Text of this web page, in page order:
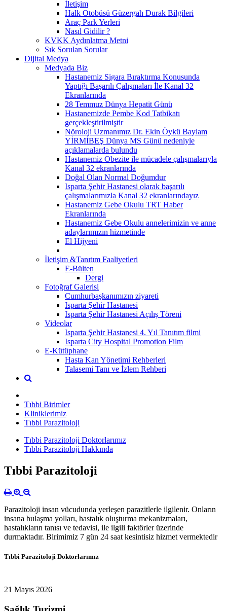
İletişim
Halk Otobüsü Güzergah Durak Bilgileri
Araç Park Yerleri
Nasıl Gidilir ?
KVKK Aydınlatma Metni
Sık Sorulan Sorular
Dijital Medya
Medyada Biz
Hastanemiz Sigara Bıraktırma Konusunda
Yaptığı Başarılı Çalışmaları İle Kanal 32
Ekranlarında
28 Temmuz Dünya Hepatit Günü
Hastanemizde Pembe Kod Tatbikatı
gerçekleştirilmiştir
Nöroloji Uzmanımız Dr. Ekin Öykü Baylam
YİRMİBEŞ Dünya MS Günü nedeniyle
açıklamalarda bulundu
Hastanemiz Obezite ile mücadele çalışmalarıyla
Kanal 32 ekranlarında
Doğal Olan Normal Doğumdur
Isparta Şehir Hastanesi olarak başarılı
çalışmalarımızla Kanal 32 ekranlarındayız
Hastanemiz Gebe Okulu TRT Haber
Ekranlarında
Hastanemiz Gebe Okulu annelerimizin ve anne
adaylarımızın hizmetinde
El Hijyeni
İletişim &Tanıtım Faaliyetleri
E-Bülten
Dergi
Fotoğraf Galerisi
Cumhurbaşkanımızın ziyareti
Isparta Şehir Hastanesi
Isparta Şehir Hastanesi Açılış Töreni
Videolar
Isparta Şehir Hastanesi 4. Yıl Tanıtım filmi
Isparta City Hospital Promotion Film
E-Kütüphane
Hasta Kan Yönetimi Rehberleri
Talasemi Tanı ve İzlem Rehberi
Tıbbi Birimler
Kliniklerimiz
Tıbbi Parazitoloji
Tıbbi Parazitoloji Doktorlarımız
Tıbbi Parazitoloji Hakkında
Tıbbi Parazitoloji
Parazitoloji insan vücudunda yerleşen parazitlerle ilgilenir. Onların
insana bulaşma yolları, hastalık oluşturma mekanizmaları,
hastalıkların tanısı ve tedavisi, ile ilgili faktörler üzerinde
durmaktadır. Birimimiz 7 gün 24 saat kesintisiz hizmet vermektedir
Tıbbi Parazitoloji Doktorlarımız
21 Mayıs 2026